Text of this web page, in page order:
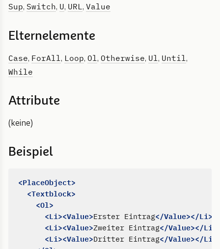
Sup, Switch, U, URL , Value
Elternelemente
Case, ForAll , Loop, Ol , Otherwise, Ul , Until ,
While
Attribute
(keine)
Beispiel
<PlaceObject>
<Textblock>
<Ol>
<Li><Value>Erster Eintrag</Value></Li>
<Li><Value>Zweiter Eintrag</Value></Li>
<Li><Value>Dritter Eintrag</Value></Li>